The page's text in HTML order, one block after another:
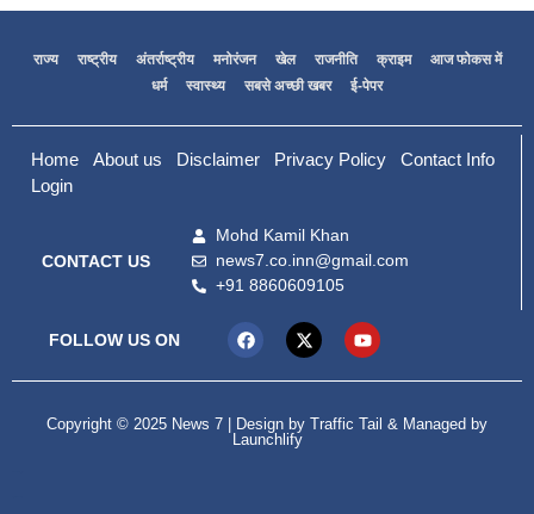
राज्य राष्ट्रीय अंतर्राष्ट्रीय मनोरंजन खेल राजनीति क्राइम
आज फोकस में
धर्म
स्वास्थ्य सबसे अच्छी खबर ई-पेपर
Home About us Disclaimer Privacy Policy
Contact Info
Login
CONTACT US
Mohd Kamil Khan
news7.co.inn@gmail.com
+91 8860609105
FOLLOW US ON
Copyright © 2025 News 7 | Design by Traffic Tail & Managed by
Launchlify